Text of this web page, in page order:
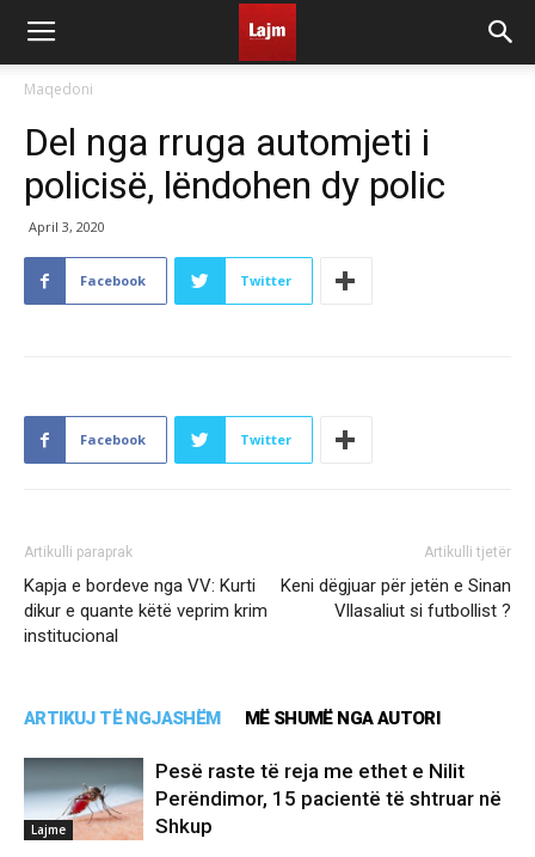
Maqedoni
Del nga rruga automjeti i
policisë, lëndohen dy polic
April 3, 2020
Facebook Twitter
Facebook Twitter
Artikulli paraprak
Kapja e bordeve nga VV: Kurti
dikur e quante këtë veprim krim
institucional
Artikulli tjetër
Keni dëgjuar për jetën e Sinan
Vllasaliut si futbollist ?
ARTIKUJ TË NGJASHËM MË SHUMË NGA AUTORI
Lajme
Pesë raste të reja me ethet e Nilit
Perëndimor, 15 pacientë të shtruar në
Shkup